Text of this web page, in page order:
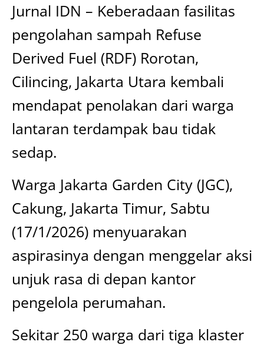
Jurnal IDN – Keberadaan fasilitas
pengolahan sampah Refuse
Derived Fuel (RDF) Rorotan,
Cilincing, Jakarta Utara kembali
mendapat penolakan dari warga
lantaran terdampak bau tidak
sedap.
Warga Jakarta Garden City (JGC),
Cakung, Jakarta Timur, Sabtu
(17/1/2026) menyuarakan
aspirasinya dengan menggelar aksi
unjuk rasa di depan kantor
pengelola perumahan.
Sekitar 250 warga dari tiga klaster